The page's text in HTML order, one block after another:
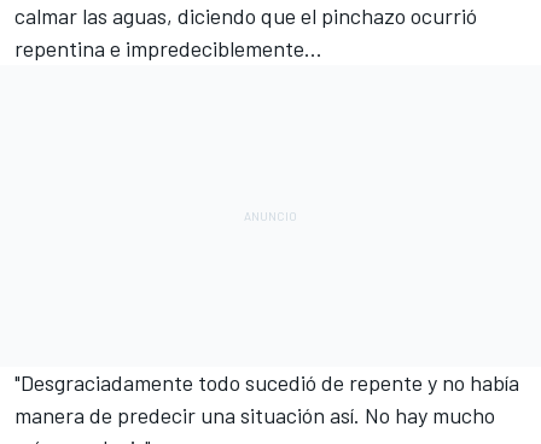
calmar las aguas, diciendo que el pinchazo ocurrió
repentina e impredeciblemente...
"Desgraciadamente todo sucedió de repente y no había
manera de predecir una situación así. No hay mucho